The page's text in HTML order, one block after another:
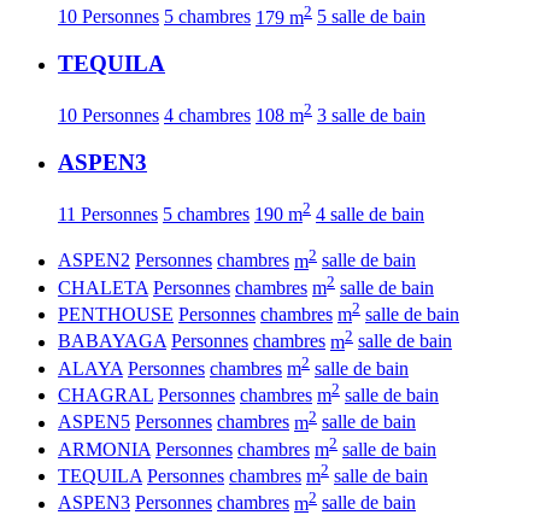
10 Personnes 5 chambres 179 m2 5 salle de bain
TEQUILA
10 Personnes 4 chambres 108 m2 3 salle de bain
ASPEN3
11 Personnes 5 chambres 190 m2 4 salle de bain
ASPEN2 Personnes chambres m2 salle de bain
CHALETA Personnes chambres m2 salle de bain
PENTHOUSE Personnes chambres m2 salle de bain
BABAYAGA Personnes chambres m2 salle de bain
ALAYA Personnes chambres m2 salle de bain
CHAGRAL Personnes chambres m2 salle de bain
ASPEN5 Personnes chambres m2 salle de bain
ARMONIA Personnes chambres m2 salle de bain
TEQUILA Personnes chambres m2 salle de bain
ASPEN3 Personnes chambres m2 salle de bain